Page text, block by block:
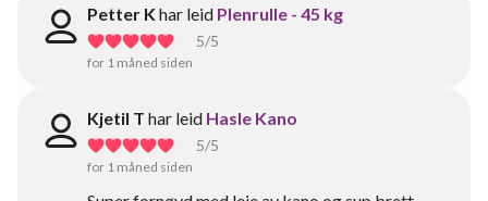
Petter K har leid Plenrulle - 45 kg
5/5
for 1 måned siden
Kjetil T har leid Hasle Kano
5/5
for 1 måned siden